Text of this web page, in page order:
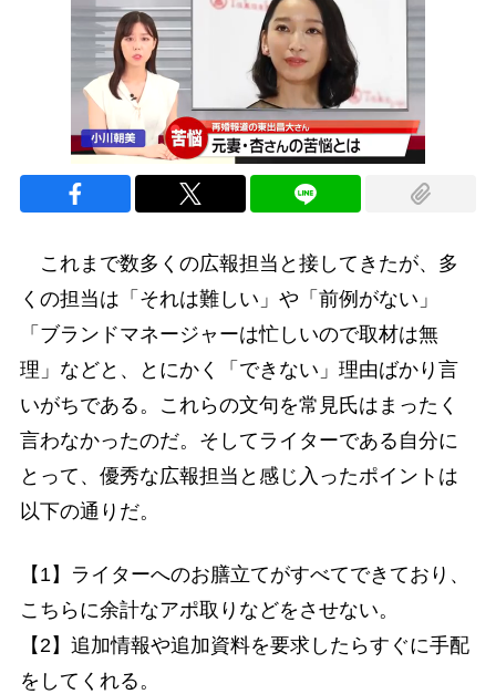
これまで数多くの広報担当と接してきたが、多
くの担当は「それは難しい」や「前例がない」
「ブランドマネージャーは忙しいので取材は無
理」などと、とにかく「できない」理由ばかり言
いがちである。これらの文句を常見氏はまったく
言わなかったのだ。そしてライターである自分に
とって、優秀な広報担当と感じ入ったポイントは
以下の通りだ。
【1】ライターへのお膳立てがすべてできており、
こちらに余計なアポ取りなどをさせない。
【2】追加情報や追加資料を要求したらすぐに手配
をしてくれる。